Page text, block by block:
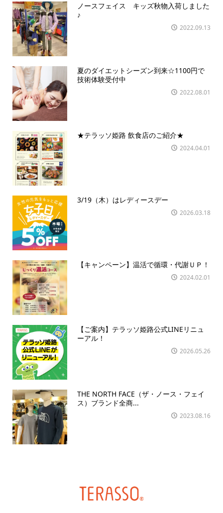
ノースフェイス キッズ秋物入荷しました
♪
2022.09.13
夏のダイエットシーズン到来☆1100円で
技術体験受付中
2022.08.01
★テラッソ姫路 飲食店のご紹介★
2024.04.01
3/19（木）はレディースデー
2026.03.18
【キャンペーン】温活で循環・代謝ＵＰ！
2024.02.01
【ご案内】テラッソ姫路公式LINEリニュ
ーアル！
2026.05.26
THE NORTH FACE（ザ・ノース・フェイ
ス）ブランド全商...
2023.08.16